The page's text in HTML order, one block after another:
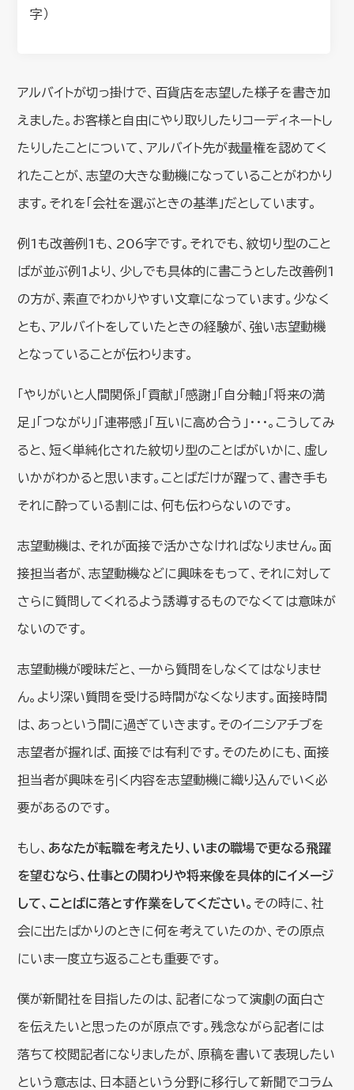
字）
アルバイトが切っ掛けで、百貨店を志望した様子を書き加
えました。お客様と自由にやり取りしたりコーディネートし
たりしたことについて、アルバイト先が裁量権を認めてく
れたことが、志望の大きな動機になっていることがわかり
ます。それを「会社を選ぶときの基準」だとしています。
例1も改善例1も、206字です。それでも、紋切り型のこと
ばが並ぶ例1より、少しでも具体的に書こうとした改善例1
の方が、素直でわかりやすい文章になっています。少なく
とも、アルバイトをしていたときの経験が、強い志望動機
となっていることが伝わります。
「やりがいと人間関係」「貢献」「感謝」「自分軸」「将来の満
足」「つながり」「連帯感」「互いに高め合う」･･･。こうしてみ
ると、短く単純化された紋切り型のことばがいかに、虚し
いかがわかると思います。ことばだけが躍って、書き手も
それに酔っている割には、何も伝わらないのです。
志望動機は、それが面接で活かさなければなりません。面
接担当者が、志望動機などに興味をもって、それに対して
さらに質問してくれるよう誘導するものでなくては意味が
ないのです。
志望動機が曖昧だと、一から質問をしなくてはなりませ
ん。より深い質問を受ける時間がなくなります。面接時間
は、あっという間に過ぎていきます。そのイニシアチブを
志望者が握れば、面接では有利です。そのためにも、面接
担当者が興味を引く内容を志望動機に織り込んでいく必
要があるのです。
もし、 あなたが転職を考えたり、いまの職場で更なる飛躍
を望むなら、仕事との関わりや将来像を具体的にイメージ
して、ことばに落とす作業をしてください。 その時に、社
会に出たばかりのときに何を考えていたのか、その原点
にいま一度立ち返ることも重要です。
僕が新聞社を目指したのは、記者になって演劇の面白さ
を伝えたいと思ったのが原点です。残念ながら記者には
落ちて校閲記者になりましたが、原稿を書いて表現したい
という意志は、日本語という分野に移行して新聞でコラム